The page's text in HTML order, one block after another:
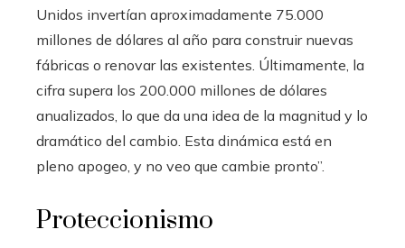
Unidos invertían aproximadamente 75.000
millones de dólares al año para construir nuevas
fábricas o renovar las existentes. Últimamente, la
cifra supera los 200.000 millones de dólares
anualizados, lo que da una idea de la magnitud y lo
dramático del cambio. Esta dinámica está en
pleno apogeo, y no veo que cambie pronto”.
Proteccionismo